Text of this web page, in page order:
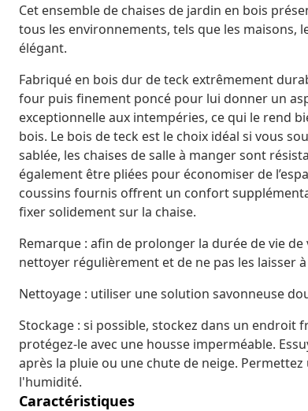
Cet ensemble de chaises de jardin en bois
tous les environnements, tels que les maisons,
élégant.
Fabriqué en bois dur de teck extrêmement
four puis finement poncé pour lui donner un
exceptionnelle aux intempéries, ce qui le rend
bois. Le bois de teck est le choix idéal si vous
sablée, les chaises de salle à manger sont
également être pliées pour économiser de
coussins fournis offrent un confort
fixer solidement sur la chaise.
Remarque : afin de prolonger la durée de vie
nettoyer régulièrement et de ne pas les laisser
Nettoyage : utiliser une solution savonneuse
Stockage : si possible, stockez dans un endroit
protégez-le avec une housse imperméable.
après la pluie ou une chute de neige.
l'humidité.
Caractéristiques